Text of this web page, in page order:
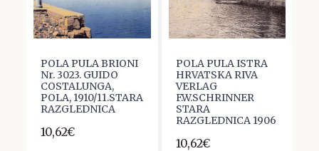
POLA PULA BRIONI
Nr. 3023. GUIDO
COSTALUNGA,
POLA, 1910/11.STARA
RAZGLEDNICA
10,62€
POLA PULA ISTRA
HRVATSKA RIVA
VERLAG
F.W.SCHRINNER
STARA
RAZGLEDNICA 1906
10,62€